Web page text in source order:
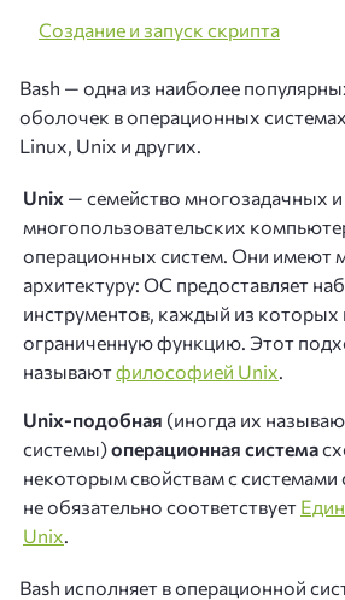
Создание и запуск скрипта
Bash — одна из наиболее
оболочек в операционных
Linux, Unix и других.
Unix — семейство многозадачных и
многопользовательских
операционных систем. Они имеют
архитектуру: ОС предоставляет
инструментов, каждый из которых
ограниченную функцию. Этот
называютфилософией Unix.
Unix-подобная (иногда их
системы)операционная система
некоторым свойствам с системами
не обязательно соответствует
Unix.
Bash исполняет в операционной